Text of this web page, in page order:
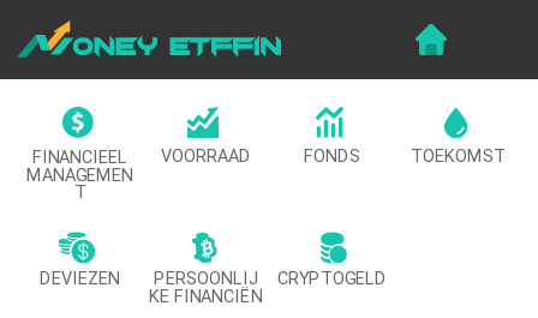
FINANCIEEL
MANAGEMEN
T
VOORRAAD FONDS TOEKOMST
DEVIEZEN PERSOONLIJ
KE FINANCIËN
CRYPTOGELD